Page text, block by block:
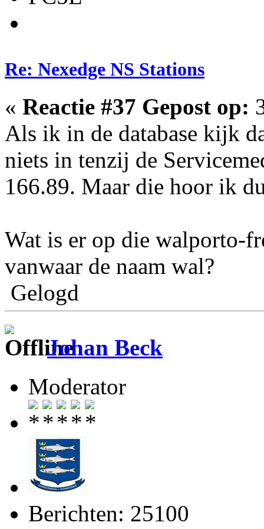
Re: Nexedge NS Stations
« Reactie #37 Gepost op:
Als ik in de database kijk
niets in tenzij de
166.89. Maar die hoor ik
Wat is er op die walporto-
vanwaar de naam wal?
Gelogd
Johan Beck
Moderator
Berichten: 25100